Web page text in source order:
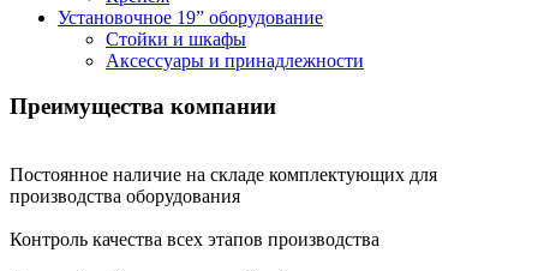
Установочное 19” оборудование
Стойки и шкафы
Аксессуары и принадлежности
Преимущества компании
Постоянное наличие на складе комплектующих для
производства оборудования
Контроль качества всех этапов производства